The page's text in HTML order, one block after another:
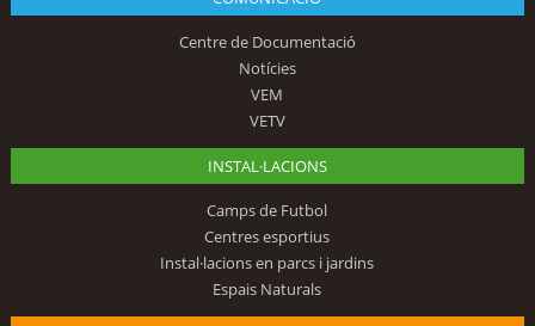
Centre de Documentació
Notícies
VEM
VETV
INSTAL·LACIONS
Camps de Futbol
Centres esportius
Instal·lacions en parcs i jardins
Espais Naturals